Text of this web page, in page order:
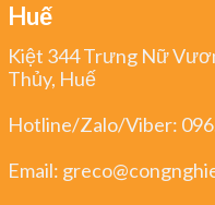
Huế
Kiệt 344 Trưng Nữ
Thủy, Huế
Hotline/Zalo/Viber:
Email: